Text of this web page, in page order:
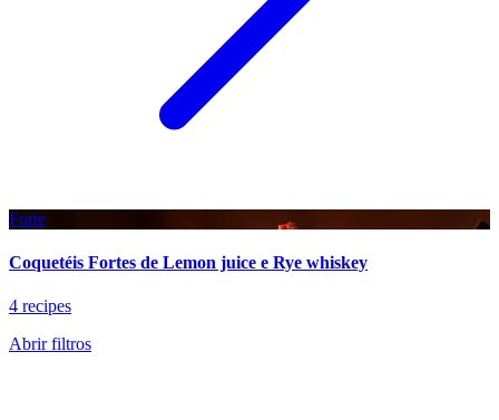
Forte
Coquetéis Fortes de Lemon juice e Rye whiskey
4 recipes
Abrir filtros